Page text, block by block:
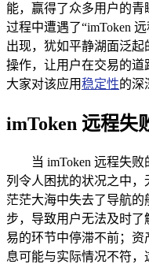
能，赢得了众多用户的
过程中遭遇了“imToken
出现，犹如平静湖面泛
操作，让用户在交易的道
大家对该应用稳定性的深
imToken 远程失
当 imToken 远程失
列令人困扰的状况之中
茫茫大海中失去了导航
步，导致用户无法及时
易的环节中停滞不前；
息可能与实际情况不符